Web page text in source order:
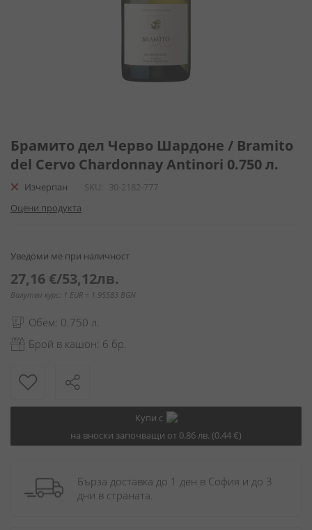
към
началото
на
галерия
снимки
Брамито дел Черво Шардоне / Bramito
del Cervo Chardonnay Antinori 0.750 л.
Изчерпан SKU
30-2182-777
Оцени продукта
Уведоми ме при наличност
27,16 €/53,12лв.
Валутен курс: 1 EUR = 1.95583 BGN
Обем: 0.750 л.
Брой в кашон: 6 бр.
Купи с
на вноски започващи от 0.86 лв. (0.44 €)
Бърза доставка до 1 ден в София и до 3
дни в страната.